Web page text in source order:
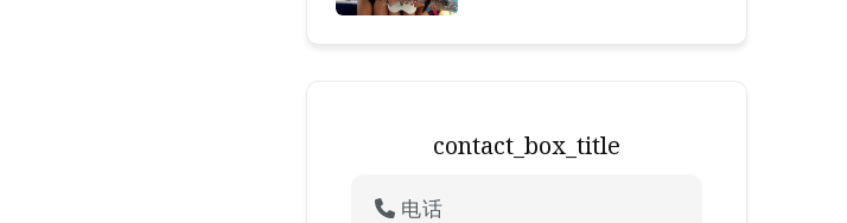
contact_box_title
电话